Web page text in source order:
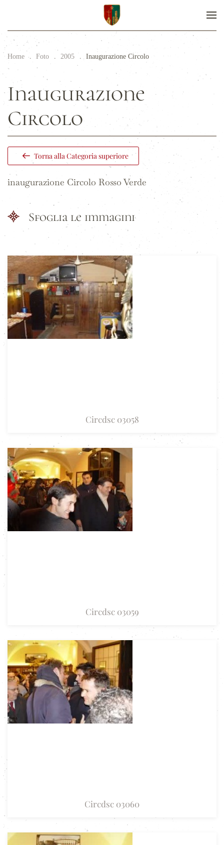
Home Foto 2005 Inaugurazione Circolo
Inaugurazione
Circolo
Torna alla Categoria superiore
inaugurazione Circolo Rosso Verde
Sfoglia le immagini
Circdsc 03058
Circdsc 03059
Circdsc 03060